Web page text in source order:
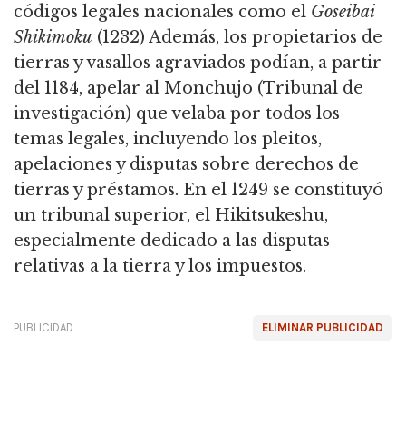
códigos legales nacionales como el Goseibai
Shikimoku (1232) Además, los propietarios de
tierras y vasallos agraviados podían, a partir
del 1184, apelar al Monchujo (Tribunal de
investigación) que velaba por todos los
temas legales, incluyendo los pleitos,
apelaciones y disputas sobre derechos de
tierras y préstamos. En el 1249 se constituyó
un tribunal superior, el Hikitsukeshu,
especialmente dedicado a las disputas
relativas a la tierra y los impuestos.
ELIMINAR PUBLICIDAD
PUBLICIDAD